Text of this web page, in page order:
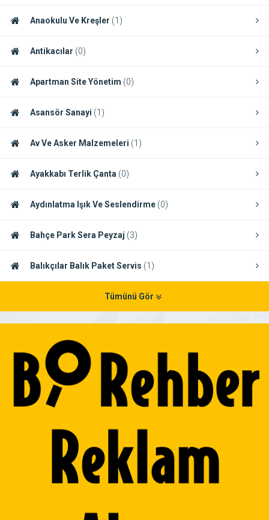
Anaokulu Ve Kreşler (1)
Antikacılar (0)
Apartman Site Yönetim (0)
Asansör Sanayi (1)
Av Ve Asker Malzemeleri (1)
Ayakkabı Terlik Çanta (0)
Aydınlatma Işık Ve Seslendirme (0)
Bahçe Park Sera Peyzaj (3)
Balıkçılar Balık Paket Servis (1)
Tümünü Gör